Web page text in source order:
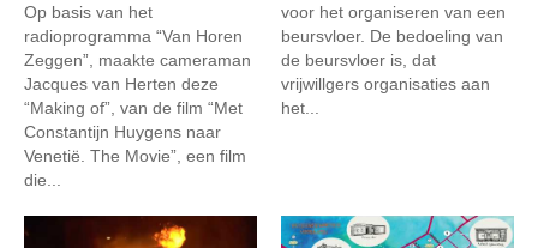
Op basis van het
radioprogramma “Van Horen
Zeggen”, maakte cameraman
Jacques van Herten deze
“Making of”, van de film “Met
Constantijn Huygens naar
Venetië. The Movie”, een film
die...
voor het organiseren van een
beursvloer. De bedoeling van
de beursvloer is, dat
vrijwillgers organisaties aan
het...